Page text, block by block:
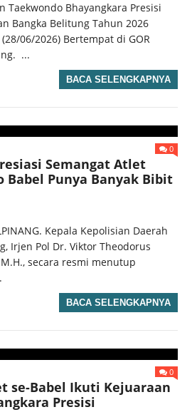
Taekwondo Bhayangkara Presisi
Bangka Belitung Tahun 2026
06/2026) Bertempat di GOR
...
BACA SELENGKAPNYA
0
Semangat Atlet
Babel Punya Banyak Bibit
Kepala Kepolisian Daerah
Irjen Pol Dr. Viktor Theodorus
secara resmi menutup
BACA SELENGKAPNYA
0
se-Babel Ikuti Kejuaraan
Presisi